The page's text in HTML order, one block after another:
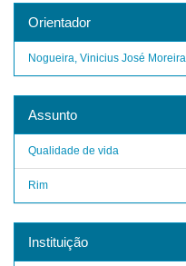
Orientador
Nogueira, Vinicius José Moreira
Assunto
Qualidade de vida
Rim
Instituição